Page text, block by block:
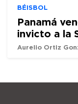
BÉISBOL
Panamá
invicto a la
Aurelio Ortiz